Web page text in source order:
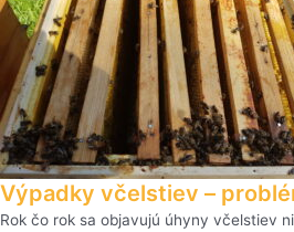
Výpadky včelstiev –
Rok čo rok sa objavujú úhyny včelstiev